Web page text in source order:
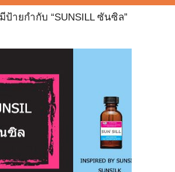
ายกำกับ “SUNSILL ซันซิล”